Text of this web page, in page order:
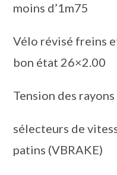
moins d’1m75
Vélo révisé freins
bon état 26×2.00
Tension des
sélecteurs de
patins (VBRAKE)